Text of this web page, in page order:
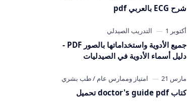
شرح ECG بالعربي pdf
جميع الأدوية واستخداماتها بالصور PDF -
دليل أسماء الأدوية في الصيدليات
كتاب doctor's guide pdf تحميل